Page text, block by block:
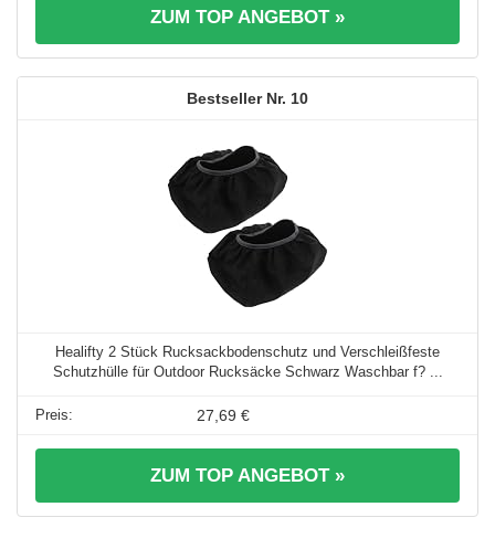
ZUM TOP ANGEBOT »
10
Healifty 2 Stück Rucksackbodenschutz und Verschleißfeste
Schutzhülle für Outdoor Rucksäcke Schwarz Waschbar f? ...
27,69 €
ZUM TOP ANGEBOT »